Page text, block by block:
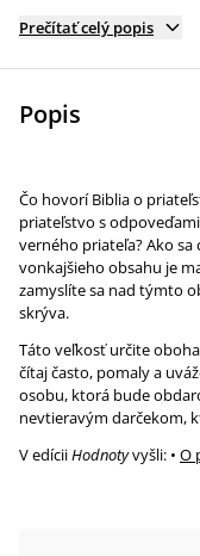
Prečítať celý popis
Popis
Čo hovorí Biblia o
priateľstvo s
verného priateľa? Ako
vonkajšieho obsahu je
zamyslíte sa nad týmto
skrýva.
Táto veľkosť určite
čítaj často, pomaly a
osobu, ktorá bude
nevtieravým darčekom,
V edíciiHodnotyvyšli: • O